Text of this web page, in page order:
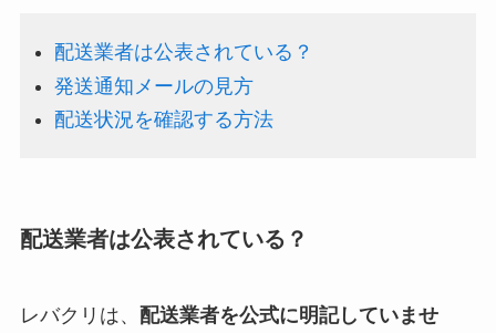
配送業者は公表されている？
発送通知メールの見方
配送状況を確認する方法
配送業者は公表されている？
レバクリは、 配送業者を公式に明記していませ